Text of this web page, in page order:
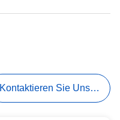
Kontaktieren Sie Uns Jetzt